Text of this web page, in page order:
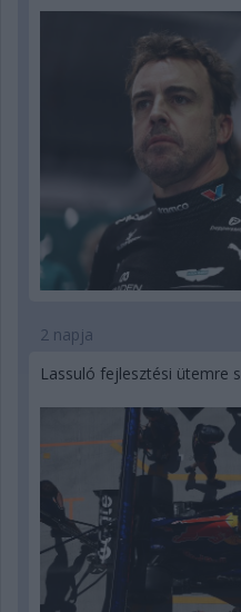
2 napja
Lassuló fejlesztési ütemre